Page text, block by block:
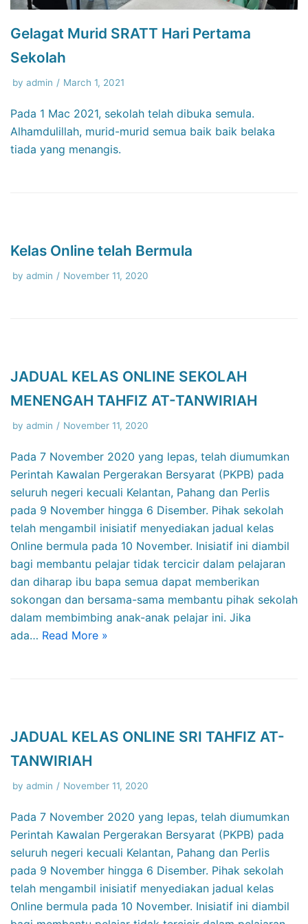
Gelagat Murid SRATT Hari Pertama
Sekolah
by admin March 1, 2021
Pada 1 Mac 2021, sekolah telah dibuka semula.
Alhamdulillah, murid-murid semua baik baik belaka
tiada yang menangis.
Kelas Online telah Bermula
by admin November 11, 2020
JADUAL KELAS ONLINE SEKOLAH
MENENGAH TAHFIZ AT-TANWIRIAH
by admin November 11, 2020
Pada 7 November 2020 yang lepas, telah diumumkan
Perintah Kawalan Pergerakan Bersyarat (PKPB) pada
seluruh negeri kecuali Kelantan, Pahang dan Perlis
pada 9 November hingga 6 Disember. Pihak sekolah
telah mengambil inisiatif menyediakan jadual kelas
Online bermula pada 10 November. Inisiatif ini diambil
bagi membantu pelajar tidak tercicir dalam pelajaran
dan diharap ibu bapa semua dapat memberikan
sokongan dan bersama-sama membantu pihak sekolah
dalam membimbing anak-anak pelajar ini. Jika
ada… Read More »
JADUAL KELAS ONLINE SRI TAHFIZ AT-
TANWIRIAH
by admin November 11, 2020
Pada 7 November 2020 yang lepas, telah diumumkan
Perintah Kawalan Pergerakan Bersyarat (PKPB) pada
seluruh negeri kecuali Kelantan, Pahang dan Perlis
pada 9 November hingga 6 Disember. Pihak sekolah
telah mengambil inisiatif menyediakan jadual kelas
Online bermula pada 10 November. Inisiatif ini diambil